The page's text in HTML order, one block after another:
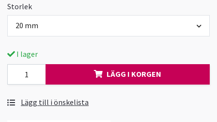
Storlek
20 mm
I lager
LÄGG I KORGEN
Lägg till i önskelista